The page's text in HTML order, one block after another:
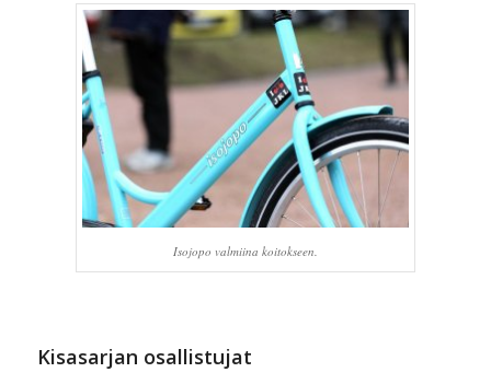
Isojopo valmiina koitokseen.
Kisasarjan osallistujat